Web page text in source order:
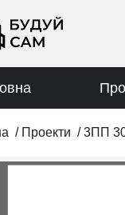
/ Проекти /3ПП